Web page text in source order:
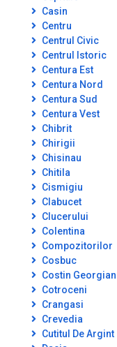
Casin
Centru
Centrul Civic
Centrul Istoric
Centura Est
Centura Nord
Centura Sud
Centura Vest
Chibrit
Chirigii
Chisinau
Chitila
Cismigiu
Clabucet
Clucerului
Colentina
Compozitorilor
Cosbuc
Costin Georgian
Cotroceni
Crangasi
Crevedia
Cutitul De Argint